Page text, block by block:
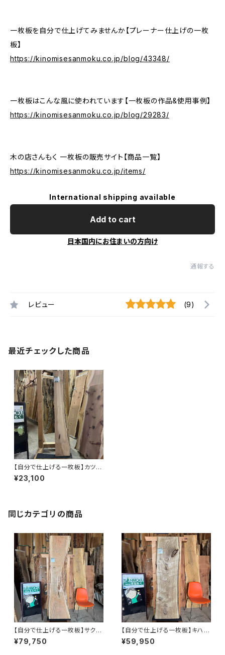
一枚板を自分で仕上げてみませんか【プレーナー仕上げの一枚
板】
https://kinomisesanmoku.co.jp/blog/43348/
一枚板はこんな風に使われています【一枚板の作品&使用事例】
https://kinomisesanmoku.co.jp/blog/29283/
木の店さんもく 一枚板の販売サイト【商品一覧】
https://kinomisesanmoku.co.jp/items/
International shipping available
Add to cart
日本国内にお住まいの方向け
通報する
レビュー (9)
最近チェックした商品
【自分で仕上げる一枚板】カツラ
【岩手】1490×160~240×52㎜
【プレーナー仕上げ＆木口カッ
¥23,100
同じカテゴリの商品
【自分で仕上げる一枚板】サクラ
【岩手】2080×170~540×43
㎜【プレーナー仕上げ＆木口カッ
¥79,750
【自分で仕上げる一枚板】キハダ
【岩手】1620×380~480×37
㎜【プレーナー仕上げ＆木口カッ
¥59,950